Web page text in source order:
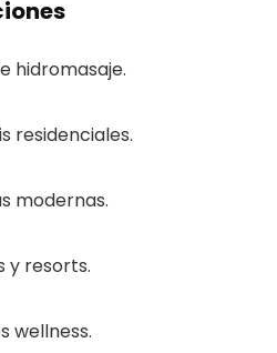
hidromasaje.
residenciales.
modernas.
y resorts.
wellness.